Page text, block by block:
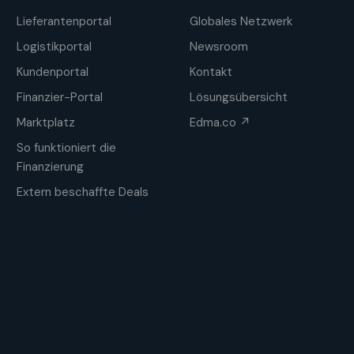
Lieferantenportal
Logistikportal
Kundenportal
Finanzier-Portal
Marktplatz
So funktioniert die
Finanzierung
Extern beschaffte Deals
Globales Netzwerk
Newsroom
Kontakt
Lösungsübersicht
Edma.co ↗